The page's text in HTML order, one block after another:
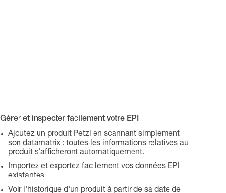
Gérer et inspecter facilement votre EPI
Ajoutez un produit Petzl en scannant simplement
son datamatrix : toutes les informations relatives au
produit s'afficheront automatiquement.
Importez et exportez facilement vos données EPI
existantes.
Voir l'historique d'un produit à partir de sa date de